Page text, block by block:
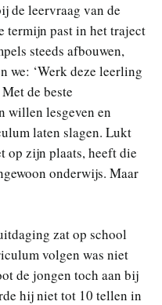
de leervraag van de
termijn past in het traject
steeds afbouwen,
we: ‘Werk deze leerling
de beste
willen lesgeven en
laten slagen. Lukt
op zijn plaats, heeft die
onderwijs. Maar
zat op school
volgen was niet
de jongen toch aan bij
hij niet tot 10 tellen in